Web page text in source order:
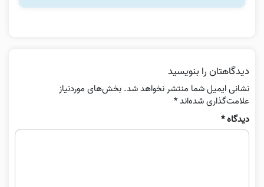
دیدگاهتان را بنویسید
نشانی ایمیل شما منتشر نخواهد شد. بخش‌های موردنیاز
علامت‌گذاری شده‌اند*
دیدگاه*